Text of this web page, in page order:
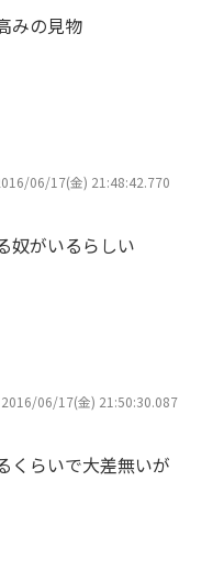
みの見物
06/17(金) 21:48:42.770
奴がいるらしい
2016/06/17(金) 21:50:30.087
くらいで大差無いが